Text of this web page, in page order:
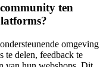
ten
omgeving
te delen, feedback te